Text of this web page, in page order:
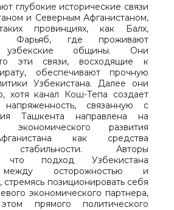
глубокие исторические связи
и Северным Афганистаном,
провинциях, как Балх,
Фарьяб, где проживают
узбекские общины. Они
эти связи, восходящие к
обеспечивают прочную
Узбекистана. Далее они
хотя канал Кош-Тепа создает
напряженность, связанную с
Ташкента направлена на
экономического развития
как средства
стабильности. Авторы
что подход Узбекистана
между осторожностью и
стремясь позиционировать себя
экономического партнера,
прямого политического